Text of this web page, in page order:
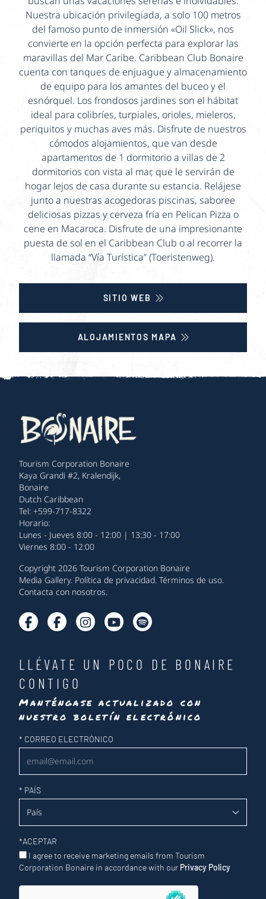
Nuestra ubicación privilegiada, a solo 100 metros
del famoso punto de inmersión «Oil Slick», nos
convierte en la opción perfecta para explorar las
maravillas del Mar Caribe. Caribbean Club Bonaire
cuenta con tanques de enjuague y almacenamiento
de equipo para los amantes del buceo y el
esnórquel. Los frondosos jardines son el hábitat
ideal para colibríes, turpiales, orioles, mieleros,
periquitos y muchas aves más. Disfrute de nuestros
cómodos alojamientos, que van desde
apartamentos de 1 dormitorio a villas de 2
dormitorios con vista al mar, que le servirán de
hogar lejos de casa durante su estancia. Relájese
junto a nuestras acogedoras piscinas, saboree
deliciosas pizzas y cerveza fría en Pelican Pizza o
cene en Macaroca. Disfrute de una impresionante
puesta de sol en el Caribbean Club o al recorrer la
llamada “Vía Turística” (Toeristenweg).
SITIO WEB
ALOJAMIENTOS MAPA
Tourism Corporation Bonaire
Kaya Grandi #2, Kralendijk,
Bonaire
Dutch Caribbean
Tel: +599-717-8322
Horario:
Lunes - Jueves 8:00 - 12:00 | 13:30 - 17:00
Viernes 8:00 - 12:00
Copyright 2026 Tourism Corporation Bonaire
Media Gallery. Política de privacidad. Términos de uso.
Contacta con nosotros.
LLÉVATE UN POCO DE BONAIRE
CONTIGO
Manténgase actualizado con
nuestro boletín electrónico
Newsletter
* CORREO ELECTRÓNICO
* PAÍS
*ACEPTAR
I agree to receive marketing emails from Tourism
Corporation Bonaire in accordance with our Privacy Policy